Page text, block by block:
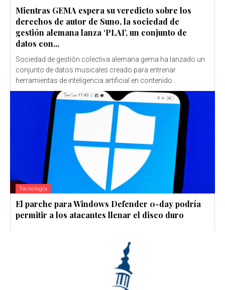
Mientras GEMA espera su veredicto sobre los
derechos de autor de Suno, la sociedad de
gestión alemana lanza ‘PLAI’, un conjunto de
datos con...
Sociedad de gestión colectiva alemana gema ha lanzado un
conjunto de datos musicales creado para entrenar
herramientas de inteligencia artificial en contenido...
Tecnología
El parche para Windows Defender 0-day podría
permitir a los atacantes llenar el disco duro